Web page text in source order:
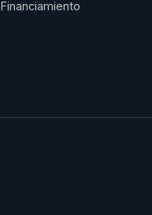
Financiamiento